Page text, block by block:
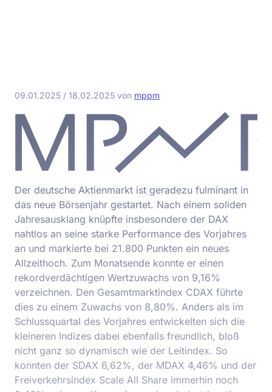
09.01.2025 / 18.02.2025 von mppm
Der deutsche Aktienmarkt ist geradezu fulminant in
das neue Börsenjahr gestartet. Nach einem soliden
Jahresausklang knüpfte insbesondere der DAX
nahtlos an seine starke Performance des Vorjahres
an und markierte bei 21.800 Punkten ein neues
Allzeithoch. Zum Monatsende konnte er einen
rekordverdächtigen Wertzuwachs von 9,16%
verzeichnen. Den Gesamtmarktindex CDAX führte
dies zu einem Zuwachs von 8,80%. Anders als im
Schlussquartal des Vorjahres entwickelten sich die
kleineren Indizes dabei ebenfalls freundlich, bloß
nicht ganz so dynamisch wie der Leitindex. So
konnten der SDAX 6,62%, der MDAX 4,46% und der
Freiverkehrsindex Scale All Share immerhin noch